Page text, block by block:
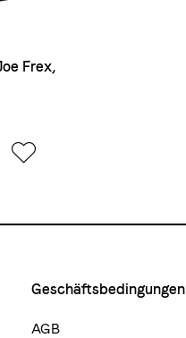
Frex,
Geschäftsbedingungen
AGB